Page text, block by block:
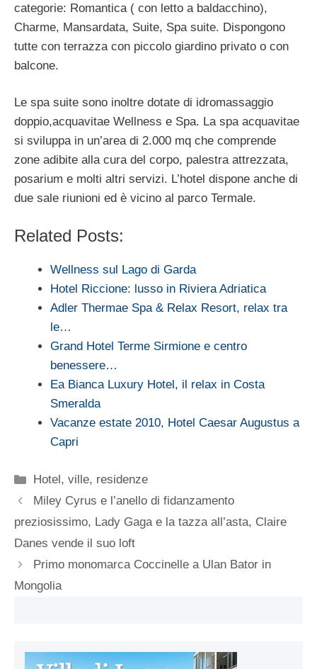
categorie: Romantica ( con letto a baldacchino),
Charme, Mansardata, Suite, Spa suite. Dispongono
tutte con terrazza con piccolo giardino privato o con
balcone.
Le spa suite sono inoltre dotate di idromassaggio
doppio,acquavitae Wellness e Spa. La spa acquavitae
si sviluppa in un’area di 2.000 mq che comprende
zone adibite alla cura del corpo, palestra attrezzata,
posarium e molti altri servizi. L’hotel dispone anche di
due sale riunioni ed è vicino al parco Termale.
Related Posts:
Wellness sul Lago di Garda
Hotel Riccione: lusso in Riviera Adriatica
Adler Thermae Spa & Relax Resort, relax tra
le…
Grand Hotel Terme Sirmione e centro
benessere…
Ea Bianca Luxury Hotel, il relax in Costa
Smeralda
Vacanze estate 2010, Hotel Caesar Augustus a
Capri
Categorie
Hotel, ville, residenze
Miley Cyrus e l’anello di fidanzamento
preziosissimo, Lady Gaga e la tazza all’asta, Claire
Danes vende il suo loft
Primo monomarca Coccinelle a Ulan Bator in
Mongolia